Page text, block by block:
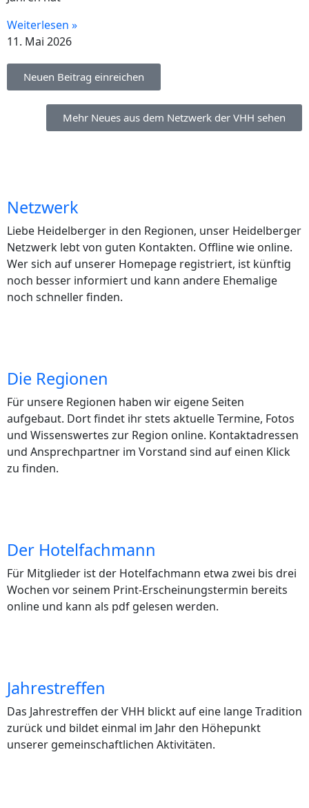
Weiterlesen »
11. Mai 2026
Neuen Beitrag einreichen
Mehr Neues aus dem Netzwerk der VHH sehen
Netzwerk
Liebe Heidelberger in den Regionen, unser Heidelberger
Netzwerk lebt von guten Kontakten. Offline wie online.
Wer sich auf unserer Homepage registriert, ist künftig
noch besser informiert und kann andere Ehemalige
noch schneller finden.
Die Regionen
Für unsere Regionen haben wir eigene Seiten
aufgebaut. Dort findet ihr stets aktuelle Termine, Fotos
und Wissenswertes zur Region online. Kontaktadressen
und Ansprechpartner im Vorstand sind auf einen Klick
zu finden.
Der Hotelfachmann
Für Mitglieder ist der Hotelfachmann etwa zwei bis drei
Wochen vor seinem Print-Erscheinungstermin bereits
online und kann als pdf gelesen werden.
Jahrestreffen
Das Jahrestreffen der VHH blickt auf eine lange Tradition
zurück und bildet einmal im Jahr den Höhepunkt
unserer gemeinschaftlichen Aktivitäten.